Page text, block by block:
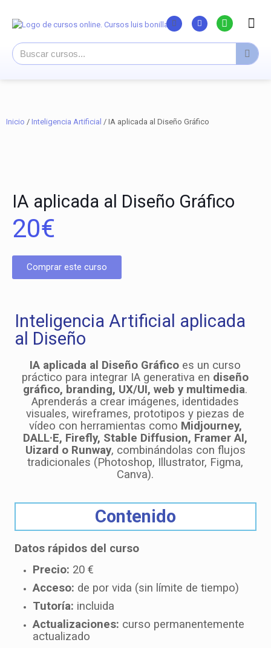
Inicio / Inteligencia Artificial / IA aplicada al Diseño Gráfico
IA aplicada al Diseño Gráfico
20€
Comprar este curso
Inteligencia Artificial aplicada
al Diseño
IA aplicada al Diseño Gráfico es un curso
práctico para integrar IA generativa en diseño
gráfico, branding, UX/UI, web y multimedia.
Aprenderás a crear imágenes, identidades
visuales, wireframes, prototipos y piezas de
vídeo con herramientas como Midjourney,
DALL·E, Firefly, Stable Diffusion, Framer AI,
Uizard o Runway, combinándolas con flujos
tradicionales (Photoshop, Illustrator, Figma,
Canva).
Contenido
Datos rápidos del curso
Precio: 20 €
Acceso: de por vida (sin límite de tiempo)
Tutoría: incluida
Actualizaciones: curso permanentemente
actualizado